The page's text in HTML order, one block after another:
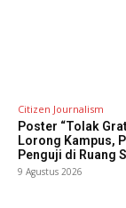
Citizen Journalism
Poster “Tolak
Lorong Kampus,
Penguji di Ruang
9 Agustus 2026